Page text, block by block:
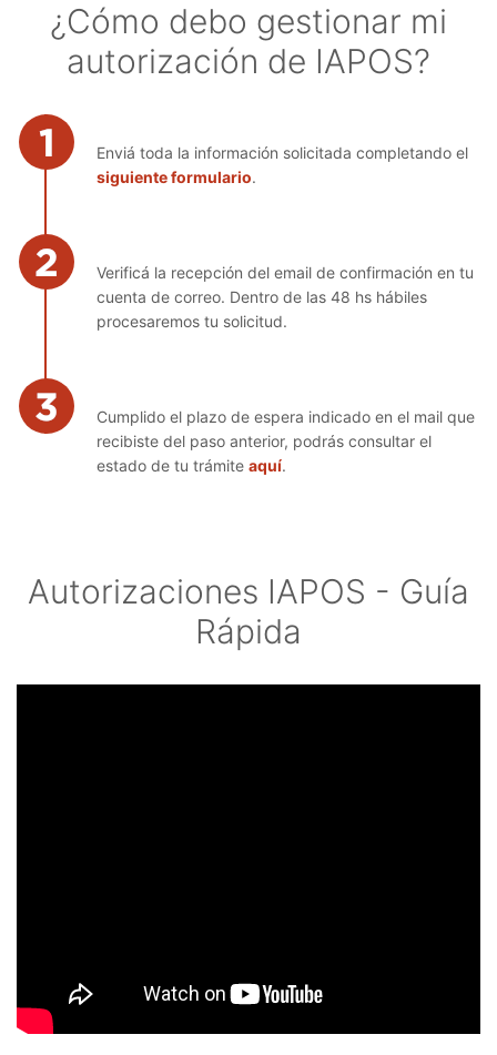
¿Cómo debo gestionar mi
autorización de IAPOS?
Enviá toda la información solicitada completando el
siguiente formulario.
Verificá la recepción del email de confirmación en tu
cuenta de correo. Dentro de las 48 hs hábiles
procesaremos tu solicitud.
Cumplido el plazo de espera indicado en el mail que
recibiste del paso anterior, podrás consultar el
estado de tu trámite aquí.
Autorizaciones IAPOS - Guía
Rápida